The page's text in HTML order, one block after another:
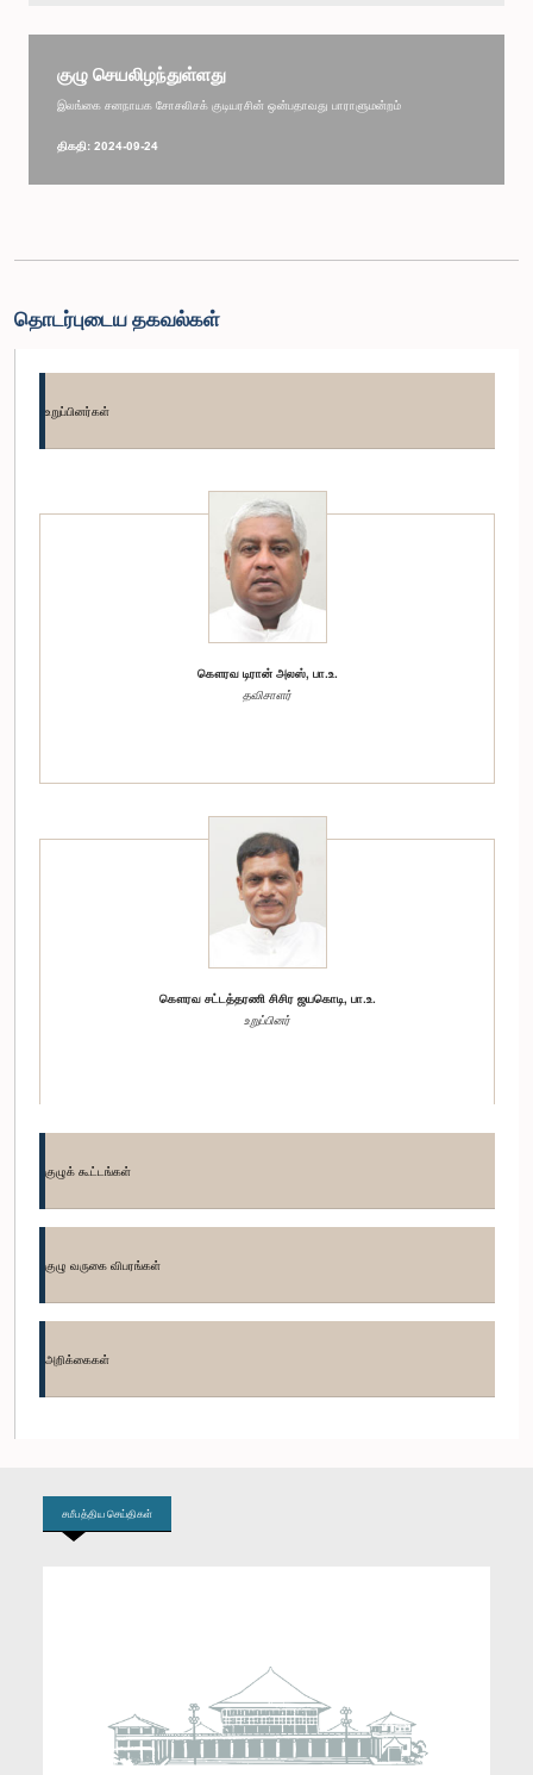
குழு செயலிழந்துள்ளது
இலங்கை சனநாயக சோசலிசக் குடியரசின் ஒன்பதாவது பாராளுமன்றம்
திகதி: 2024-09-24
தொடர்புடைய தகவல்கள்
உறுப்பினர்கள்
கௌரவ டிரான் அலஸ், பா.உ.
தவிசாளர்
கௌரவ சட்டத்தரணி சிசிர ஜயகொடி, பா.உ.
உறுப்பினர்
கௌரவ (டாக்டர் திருமதி) சீதா அரம்பேபொல, பா.உ.
உறுப்பினர்
குழுக் கூட்டங்கள்
குழு வருகை விபரங்கள்
அறிக்கைகள்
சமீபத்திய செய்திகள்